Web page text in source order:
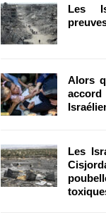
Les
Alors
Les